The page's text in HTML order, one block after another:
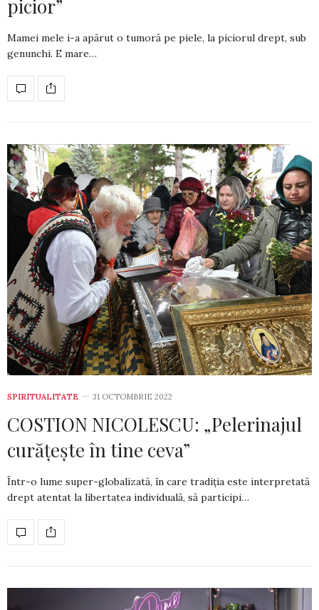
picior”
Mamei mele i-a apărut o tumoră pe piele, la piciorul drept, sub
genunchi. E mare…
SPIRITUALITATE 31 OCTOMBRIE 2022
COSTION NICOLESCU: „Pelerinajul
curățește în tine ceva”
Într-o lume super-globalizată, în care tradiția este interpretată
drept atentat la libertatea individuală, să participi…